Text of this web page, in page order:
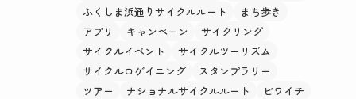
ふくしま浜通りサイクルルート
まち歩き
アプリ
キャンペーン
サイクリング
サイクルイベント
サイクルツーリズム
サイクルロゲイニング
スタンプラリー
ツアー
ナショナルサイクルルート
ビワイチ